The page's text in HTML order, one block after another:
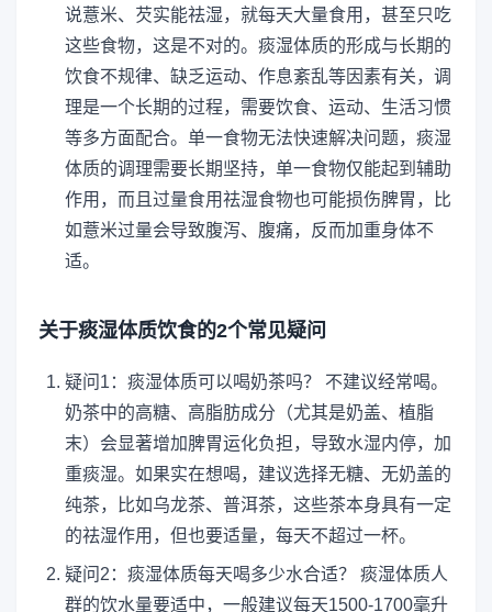
说薏米、芡实能祛湿，就每天大量食用，甚至只吃
这些食物，这是不对的。痰湿体质的形成与长期的
饮食不规律、缺乏运动、作息紊乱等因素有关，调
理是一个长期的过程，需要饮食、运动、生活习惯
等多方面配合。单一食物无法快速解决问题，痰湿
体质的调理需要长期坚持，单一食物仅能起到辅助
作用，而且过量食用祛湿食物也可能损伤脾胃，比
如薏米过量会导致腹泻、腹痛，反而加重身体不
适。
关于痰湿体质饮食的2个常见疑问
疑问1：痰湿体质可以喝奶茶吗？ 不建议经常喝。
奶茶中的高糖、高脂肪成分（尤其是奶盖、植脂
末）会显著增加脾胃运化负担，导致水湿内停，加
重痰湿。如果实在想喝，建议选择无糖、无奶盖的
纯茶，比如乌龙茶、普洱茶，这些茶本身具有一定
的祛湿作用，但也要适量，每天不超过一杯。
疑问2：痰湿体质每天喝多少水合适？ 痰湿体质人
群的饮水量要适中，一般建议每天1500-1700毫升